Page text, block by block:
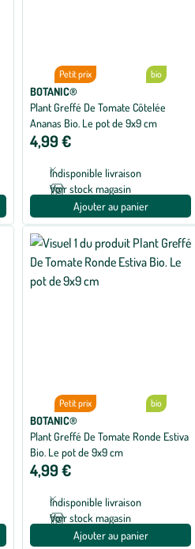
Petit prix bio
BOTANIC®
Plant Greffé De Tomate Côtelée
Ananas Bio. Le pot de 9x9 cm
4,99 €
Indisponible livraison
Voir stock magasin
Ajouter au panier
Petit prix bio
BOTANIC®
Plant Greffé De Tomate Ronde Estiva
Bio. Le pot de 9x9 cm
4,99 €
Indisponible livraison
Voir stock magasin
Ajouter au panier